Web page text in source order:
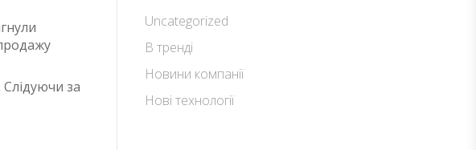
за
Uncategorized
В тренді
Новини компанії
Нові технології